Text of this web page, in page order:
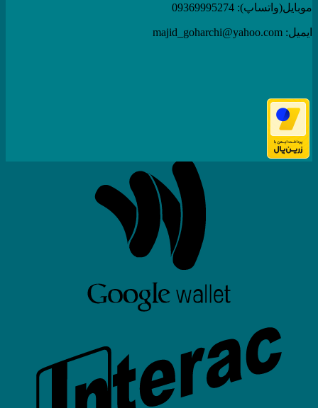
موبایل(واتساپ): 09369995274
ایمیل: majid_goharchi@yahoo.com